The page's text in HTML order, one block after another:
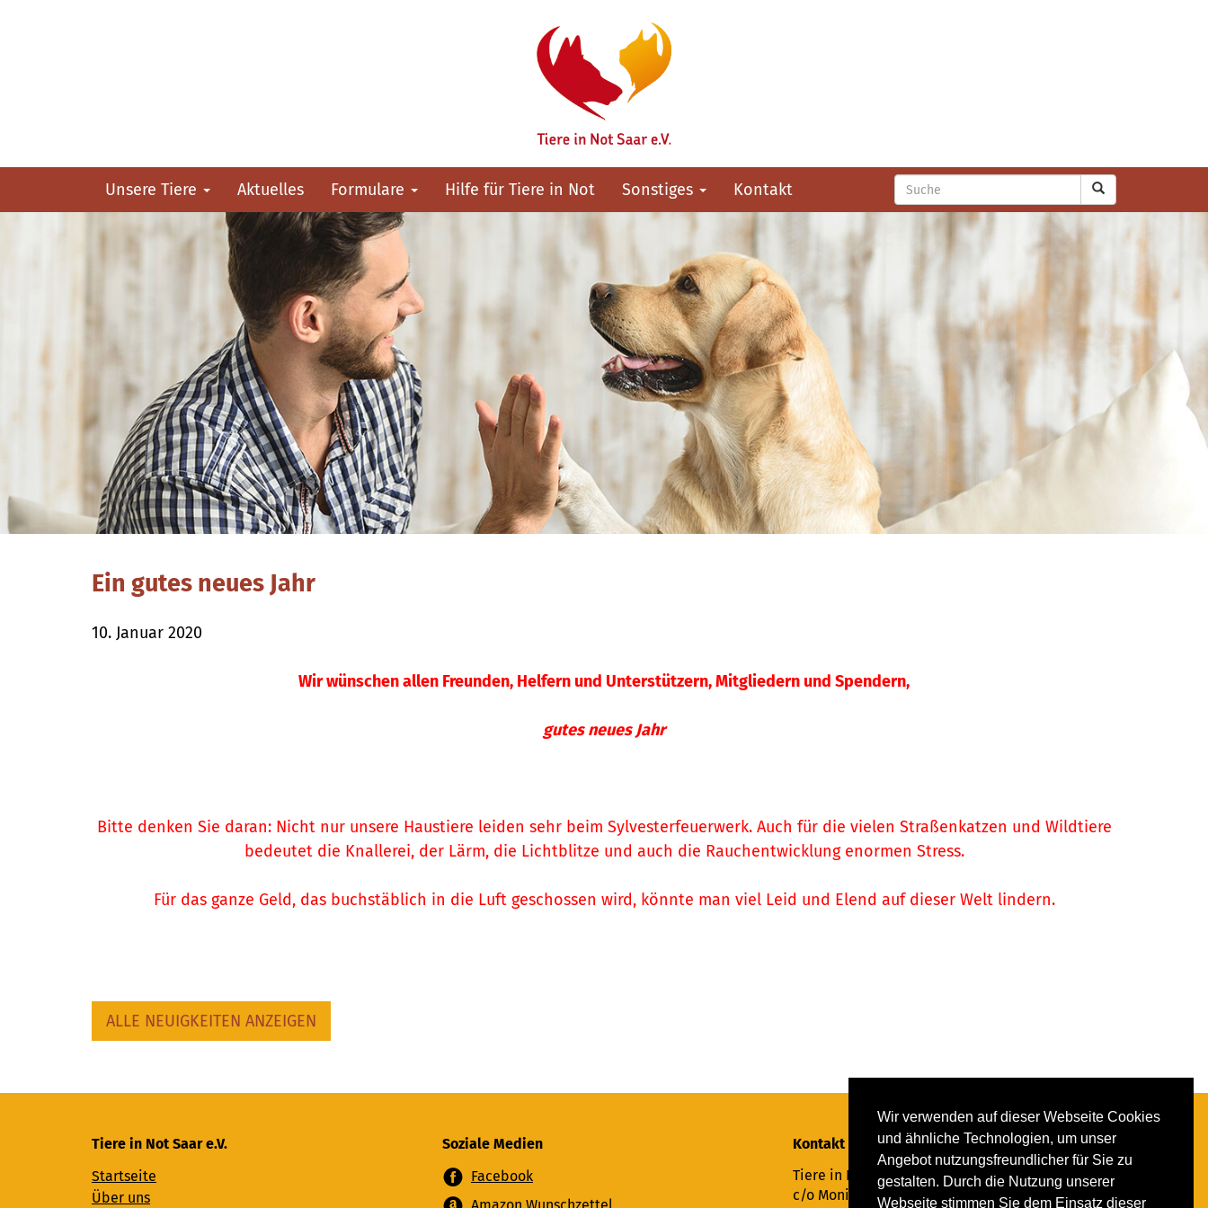
Wir verwenden auf dieser Webseite Cookies
und ähnliche Technologien, um unser
Angebot nutzungsfreundlicher für Sie zu
gestalten. Durch die Nutzung unserer
Webseite stimmen Sie dem Einsatz dieser
Unsere Tiere Aktuelles Formulare Hilfe für Tiere in Not Sonstiges Kontakt
Ein gutes neues Jahr
10. Januar 2020
Wir wünschen allen Freunden, Helfern und Unterstützern, Mitgliedern und Spendern,
gutes neues Jahr
Bitte denken Sie daran: Nicht nur unsere Haustiere leiden sehr beim Sylvesterfeuerwerk. Auch für die vielen Straßenkatzen und Wildtiere
bedeutet die Knallerei, der Lärm, die Lichtblitze und auch die Rauchentwicklung enormen Stress.
Für das ganze Geld, das buchstäblich in die Luft geschossen wird, könnte man viel Leid und Elend auf dieser Welt lindern.
ALLE NEUIGKEITEN ANZEIGEN
Tiere in Not Saar e.V.
Startseite
Über uns
Soziale Medien
Facebook
Kontakt
Tiere in Not Saar e.V.
c/o Monika Ewen